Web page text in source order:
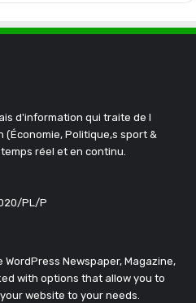
d'information qui traite de l
Politique,s sport &
réel et en continu.
PL/P
Newspaper, Magazine,
with options that allow you to
website to your needs.